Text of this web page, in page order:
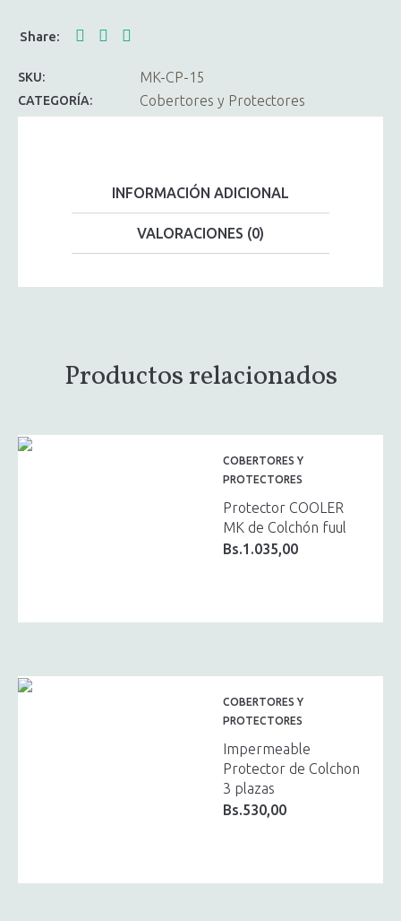
SKU: MK-CP-15
CATEGORÍA: Cobertores y Protectores
INFORMACIÓN ADICIONAL
VALORACIONES (0)
Productos relacionados
COBERTORES Y
PROTECTORES
Protector COOLER
MK de Colchón fuul
Bs.1.035,00
COBERTORES Y
PROTECTORES
Impermeable
Protector de Colchon
3 plazas
Bs.530,00